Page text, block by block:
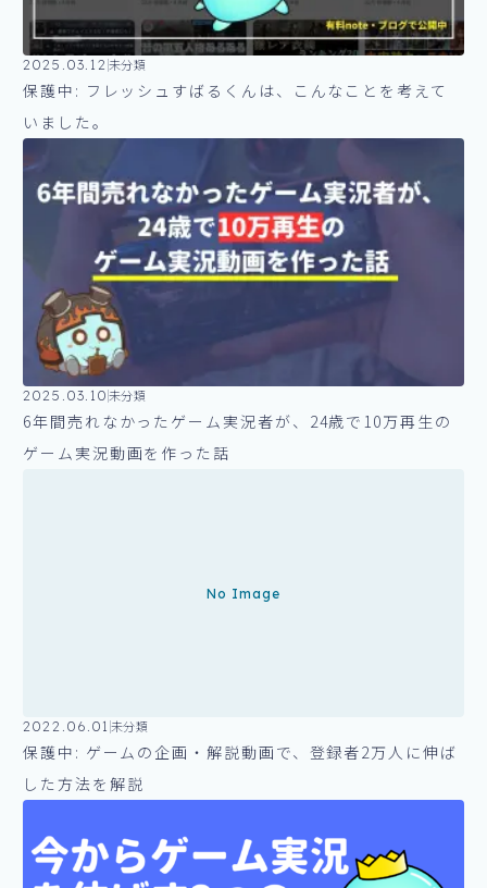
2025.03.12未分類
保護中: フレッシュすばるくんは、こんなことを考えて
いました。
2025.03.10 未分類
6年間売れなかったゲーム実況者が、24歳で10万再生の
ゲーム実況動画を作った話
No Image
2022.06.01 未分類
保護中: ゲームの企画・解説動画で、登録者2万人に伸ば
した方法を解説